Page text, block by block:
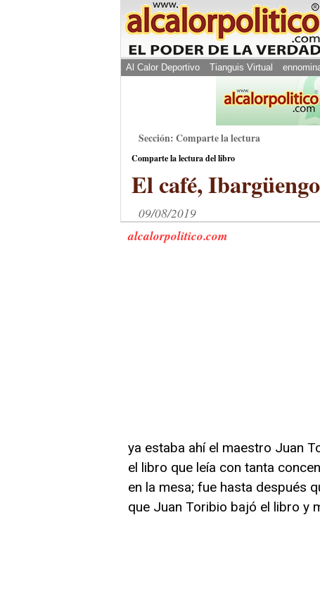
Al Calor Deportivo Tianguis Virtual
Sección: Comparte la lectura
Comparte la lectura del libro
El café,
09/08/2019
alcalorpolitico.com
ya estaba ahí el maestro Juan
el libro que leía con tanta
en la mesa; fue hasta después
que Juan Toribio bajó el libro y